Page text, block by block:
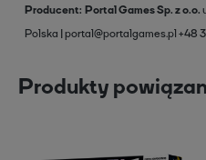
Producent Portal Games Sp. z o.o.
Polska portal@portalgames.pl+48
Produkty